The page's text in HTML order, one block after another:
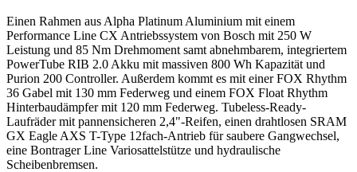
Einen Rahmen aus Alpha Platinum Aluminium mit einem
Performance Line CX Antriebssystem von Bosch mit 250 W
Leistung und 85 Nm Drehmoment samt abnehmbarem, integriertem
PowerTube RIB 2.0 Akku mit massiven 800 Wh Kapazität und
Purion 200 Controller. Außerdem kommt es mit einer FOX Rhythm
36 Gabel mit 130 mm Federweg und einem FOX Float Rhythm
Hinterbaudämpfer mit 120 mm Federweg. Tubeless-Ready-
Laufräder mit pannensicheren 2,4"-Reifen, einen drahtlosen SRAM
GX Eagle AXS T-Type 12fach-Antrieb für saubere Gangwechsel,
eine Bontrager Line Variosattelstütze und hydraulische
Scheibenbremsen.